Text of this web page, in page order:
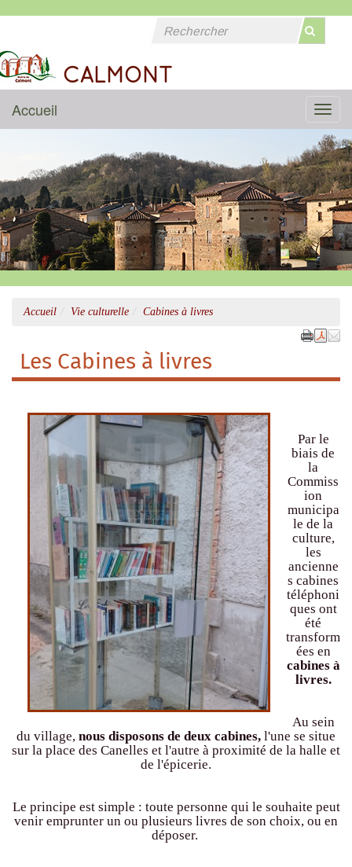
CALMONT
Menu
Accueil
Accueil Vie culturelle Cabines à livres
Les Cabines à livres
Par le
biais de
la
Commiss
ion
municipa
le de la
culture,
les
ancienne
s cabines
téléphoni
ques ont
été
transform
ées en
cabines à
livres.
Au sein
du village, nous disposons de deux cabines, l'une se situe
sur la place des Canelles et l'autre à proximité de la halle et
de l'épicerie.
Le principe est simple : toute personne qui le souhaite peut
venir emprunter un ou plusieurs livres de son choix, ou en
déposer.